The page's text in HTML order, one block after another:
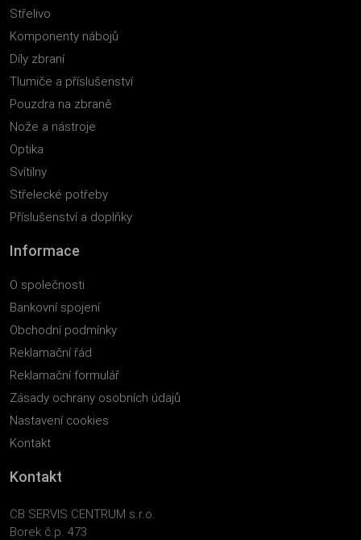
Střelivo
Komponenty nábojů
Díly zbraní
Tlumiče a příslušenství
Pouzdra na zbraně
Nože a nástroje
Optika
Svítilny
Střelecké potřeby
Příslušenství a doplňky
Informace
O společnosti
Bankovní spojení
Obchodní podmínky
Reklamační řád
Reklamační formulář
Zásady ochrany osobních údajů
Nastavení cookies
Kontakt
Kontakt
CB SERVIS CENTRUM s.r.o.
Borek č.p. 473